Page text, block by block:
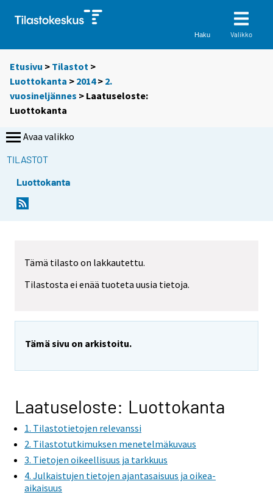
Haku Valikko
Etusivu > Tilastot >
Luottokanta > 2014> 2.
vuosineljännes > Laatuseloste:
Luottokanta
Avaa valikko
TILASTOT
Luottokanta
Tämä tilasto on lakkautettu.
Tilastosta ei enää tuoteta uusia tietoja.
Tämä sivu on arkistoitu.
Laatuseloste: Luottokanta
1. Tilastotietojen relevanssi
2. Tilastotutkimuksen menetelmäkuvaus
3. Tietojen oikeellisuus ja tarkkuus
4. Julkaistujen tietojen ajantasaisuus ja oikea-
aikaisuus